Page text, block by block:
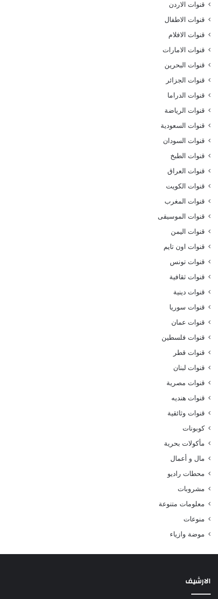
قنوات الاردن
قنوات الاطفال
قنوات الافلام
قنوات الامارات
قنوات البحرين
قنوات الجزائر
قنوات الدراما
قنوات الرياضة
قنوات السعودية
قنوات السودان
قنوات الطبخ
قنوات العراق
قنوات الكويت
قنوات المغرب
قنوات الموسيقى
قنوات اليمن
قنوات اون تايم
قنوات تونس
قنوات ثقافية
قنوات دينية
قنوات سوريا
قنوات عمان
قنوات فلسطين
قنوات قطر
قنوات لبنان
قنوات مصرية
قنوات هنديه
قنوات وثائقية
كوبونات
مأكولات بحرية
مال و أعمال
محطات راديو
مشروبات
معلومات متنوعة
منوعات
موضة وازياء
الارشيف